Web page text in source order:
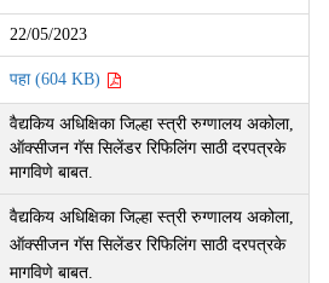
22/05/2023
पहा (604 KB)
वैद्यकिय अधिक्षिका जिल्हा स्त्री रुग्णालय अकोला,
ऑक्सीजन गॅस सिलेंडर रिफिलिंग साठी दरपत्रके
मागविणे बाबत.
वैद्यकिय अधिक्षिका जिल्हा स्त्री रुग्णालय अकोला,
ऑक्सीजन गॅस सिलेंडर रिफिलिंग साठी दरपत्रके
मागविणे बाबत.